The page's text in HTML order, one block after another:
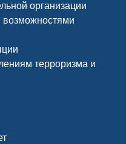
организации
терроризма и